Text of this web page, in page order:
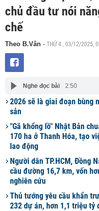
chủ đầu tư nói
chế
Theo B.Vân - THỨ 4 , 03/12/2025,
Nghe đọc bài 2:50
2026 sẽ là giai đoạn bùng
sản
"Gã khổng lồ" Nhật Bản
170 ha ở Thanh Hóa, tạo
lao động
Người dân TP.HCM, Đồng
cầu đường 16,7 km, vốn
nghiên cứu
Thủ tướng yêu cầu khẩn
232 dự án, hơn 1,1 triệu tỷ